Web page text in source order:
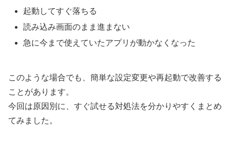
起動してすぐ落ちる
読み込み画面のまま進まない
急に今まで使えていたアプリが動かなくなった
このような場合でも、簡単な設定変更や再起動で改善する
ことがあります。
今回は原因別に、すぐ試せる対処法を分かりやすくまとめ
てみました。